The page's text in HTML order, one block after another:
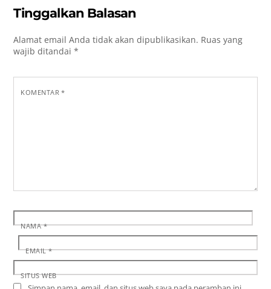
Tinggalkan Balasan
Alamat email Anda tidak akan dipublikasikan. Ruas yang
wajib ditandai*
KOMENTAR*
NAMA*
EMAIL*
SITUS WEB